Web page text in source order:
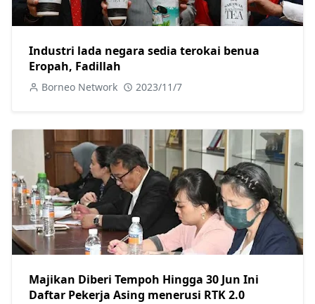
Industri lada negara sedia terokai benua
Eropah, Fadillah
Borneo Network 2023/11/7
Majikan Diberi Tempoh Hingga 30 Jun Ini
Daftar Pekerja Asing menerusi RTK 2.0